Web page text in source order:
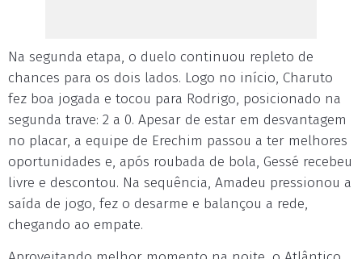
Na segunda etapa, o duelo continuou repleto de
chances para os dois lados. Logo no início, Charuto
fez boa jogada e tocou para Rodrigo, posicionado na
segunda trave: 2 a 0. Apesar de estar em desvantagem
no placar, a equipe de Erechim passou a ter melhores
oportunidades e, após roubada de bola, Gessé recebeu
livre e descontou. Na sequência, Amadeu pressionou a
saída de jogo, fez o desarme e balançou a rede,
chegando ao empate.